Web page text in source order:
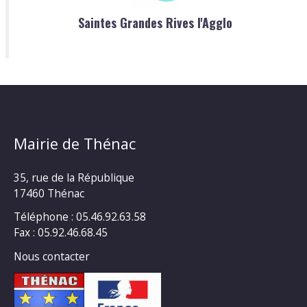
Saintes Grandes Rives l'Agglo
Mairie de Thénac
35, rue de la République
17460 Thénac
Téléphone : 05.46.92.63.58
Fax : 05.92.46.68.45
Nous contacter